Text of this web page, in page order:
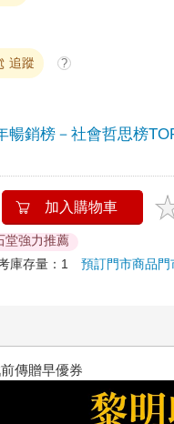
追蹤 ?
暢銷榜－社會哲思榜
加入購物車
堂強力推薦
庫存量：1預訂門市商品
早優券